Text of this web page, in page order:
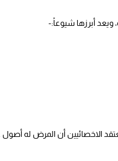
ويعد أبرزها شيوعاً:-
الاخصائيين أن المرض له أصول